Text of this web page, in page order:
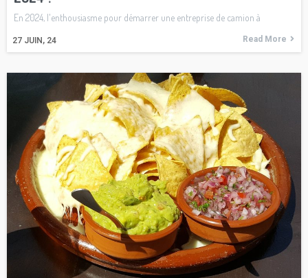
27 JUIN, 24
En 2024, l'enthousiasme pour démarrer une entreprise de camion à
Read More